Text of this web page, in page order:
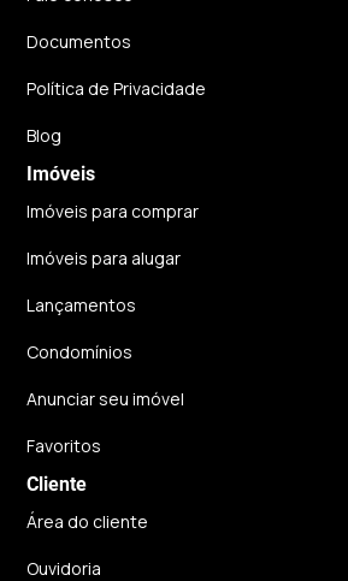
Documentos
Política de Privacidade
Blog
Imóveis
Imóveis para comprar
Imóveis para alugar
Lançamentos
Condomínios
Anunciar seu imóvel
Favoritos
Cliente
Área do cliente
Ouvidoria